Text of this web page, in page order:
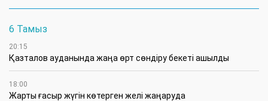
6 Тамыз
20:15
Қазталов ауданында жаңа өрт сөндіру бекеті ашылды
18:00
Жарты ғасыр жүгін көтерген желі жаңаруда